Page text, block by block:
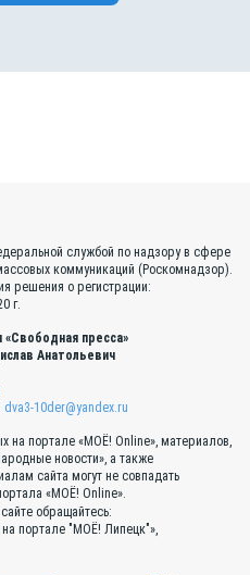
службой по надзору в сфере
коммуникаций (Роскомнадзор).
решения о регистрации:
г.
пресса»
Анатольевич
dva3-10der@yandex.ru
на портале «МОЁ! Online», материалов,
новости», а также
сайта могут не совпадать
«МОЁ! Online».
обращайтесь:
портале "МОЁ! Липецк"»,